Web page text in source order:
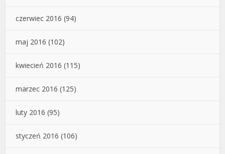
czerwiec 2016 (94)
maj 2016 (102)
kwiecień 2016 (115)
marzec 2016 (125)
luty 2016 (95)
styczeń 2016 (106)